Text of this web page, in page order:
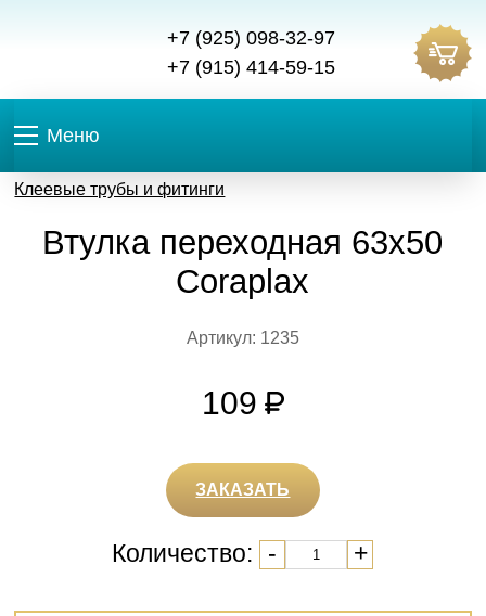
+7 (925) 098-32-97
+7 (915) 414-59-15
Меню
Клеевые трубы и фитинги
Втулка переходная 63х50
Coraplax
Артикул: 1235
109
ЗАКАЗАТЬ
Количество: - +